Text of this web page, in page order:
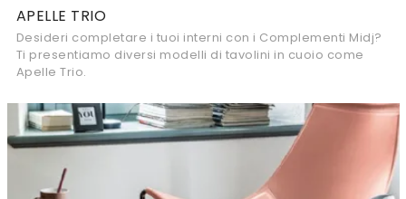
APELLE TRIO
Desideri completare i tuoi interni con i Complementi Midj?
Ti presentiamo diversi modelli di tavolini in cuoio come
Apelle Trio.